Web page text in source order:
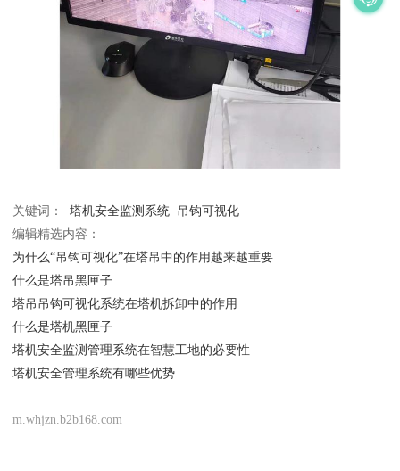
关键词：塔机安全监测系统 吊钩可视化
编辑精选内容：
为什么“吊钩可视化”在塔吊中的作用越来越重要
什么是塔吊黑匣子
塔吊吊钩可视化系统在塔机拆卸中的作用
什么是塔机黑匣子
塔机安全监测管理系统在智慧工地的必要性
塔机安全管理系统有哪些优势
m.whjzn.b2b168.com